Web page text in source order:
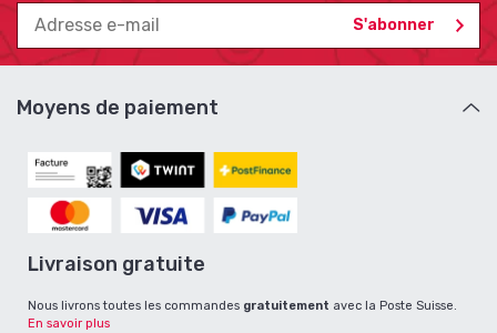
Moyens de paiement
Livraison gratuite
Nous livrons toutes les commandes gratuitement avec la Poste Suisse.
En savoir plus